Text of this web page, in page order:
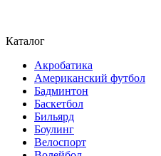
Каталог
Акробатика
Американский футбол
Бадминтон
Баскетбол
Бильярд
Боулинг
Велоспорт